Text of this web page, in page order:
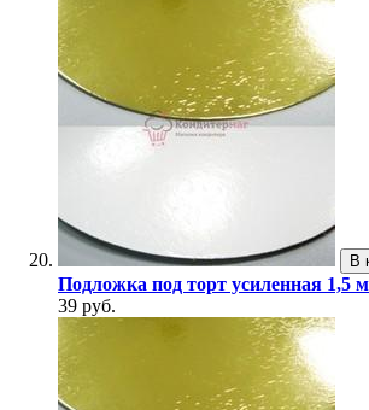
В
Подложка под торт усиленная 1,5
39 руб.